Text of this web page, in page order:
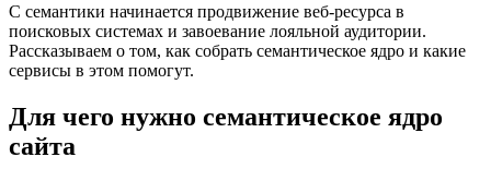
С семантики начинается продвижение веб-ресурса в
поисковых системах и завоевание лояльной аудитории.
Рассказываем о том, как собрать семантическое ядро и какие
сервисы в этом помогут.
Для чего нужно семантическое ядро
сайта